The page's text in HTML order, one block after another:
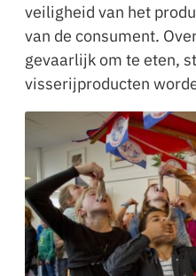
veiligheid van het
van de consument.
gevaarlijk om te eten,
visserijproducten